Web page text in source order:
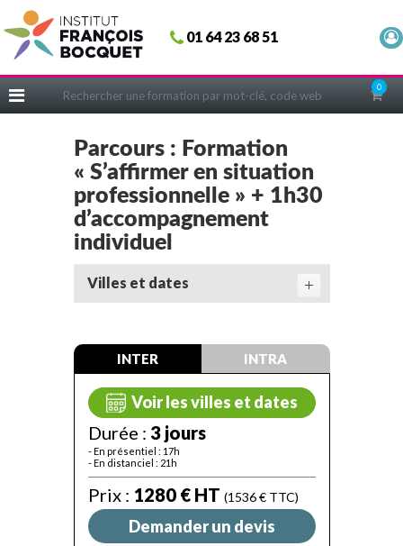
01 64 23 68 51
0
Fermer
ACCUEIL
CERIFICATIONS
INTRAS | SUR-MESURE
COACHING
EN PRATIQUE
NOUS CONNAÎTRE
CONSEILS MICRO-COACHING
QUESTIONNAIRE GRATUIT
Parcours : Formation
« S’affirmer en situation
professionnelle » + 1h30
d’accompagnement
individuel
Villes et dates
INTER
Voir les villes et dates
Durée : 3 jours
- En présentiel : 17h
- En distanciel : 21h
Prix : 1280 € HT (1536 € TTC)
Demander un devis
INTRA